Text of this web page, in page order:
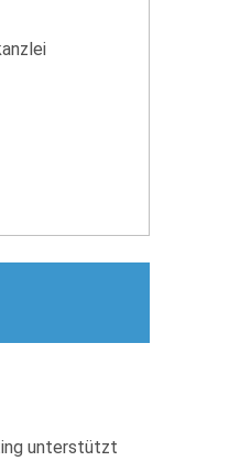
unterstützt